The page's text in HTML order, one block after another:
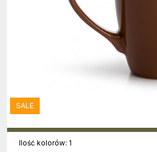
SALE
Ilość kolorów: 1